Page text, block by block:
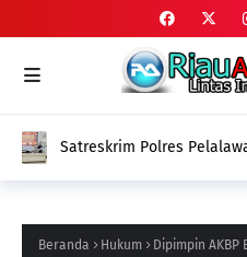
Satreskrim Polres
Beranda Hukum
Dipimpin